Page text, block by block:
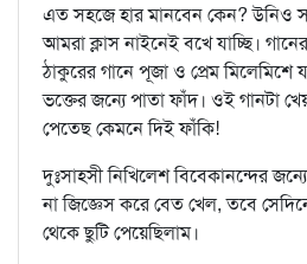
এত সহজে হার মানবেন কেন? উনিও
আমরা ক্লাস নাইনেই বখে যাচ্ছি।
ঠাকুরের গানে পূজা ও প্রেম মিলেমিশে
ভক্তের জন্যে পাতা ফাঁদ। ওই গানটা
পেতেছ কেমনে দিই ফাঁকি!
দুঃসাহসী নিখিলেশ বিবেকানন্দের
না জিজ্ঞেস করে বেত খেল, তবে
থেকে ছুটি পেয়েছিলাম।